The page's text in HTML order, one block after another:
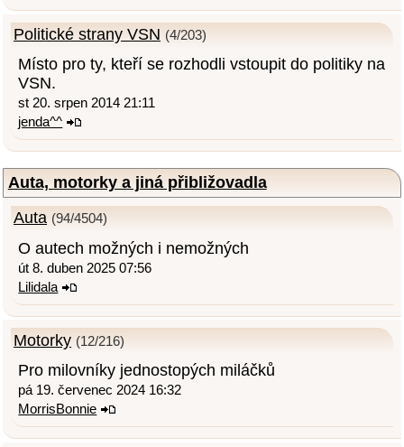
Politické strany VSN (4/203)
Místo pro ty, kteří se rozhodli vstoupit do politiky na
VSN.
st 20. srpen 2014 21:11
jenda^^
Auta, motorky a jiná přibližovadla
Auta (94/4504)
O autech možných i nemožných
út 8. duben 2025 07:56
Lilidala
Motorky (12/216)
Pro milovníky jednostopých miláčků
pá 19. červenec 2024 16:32
MorrisBonnie